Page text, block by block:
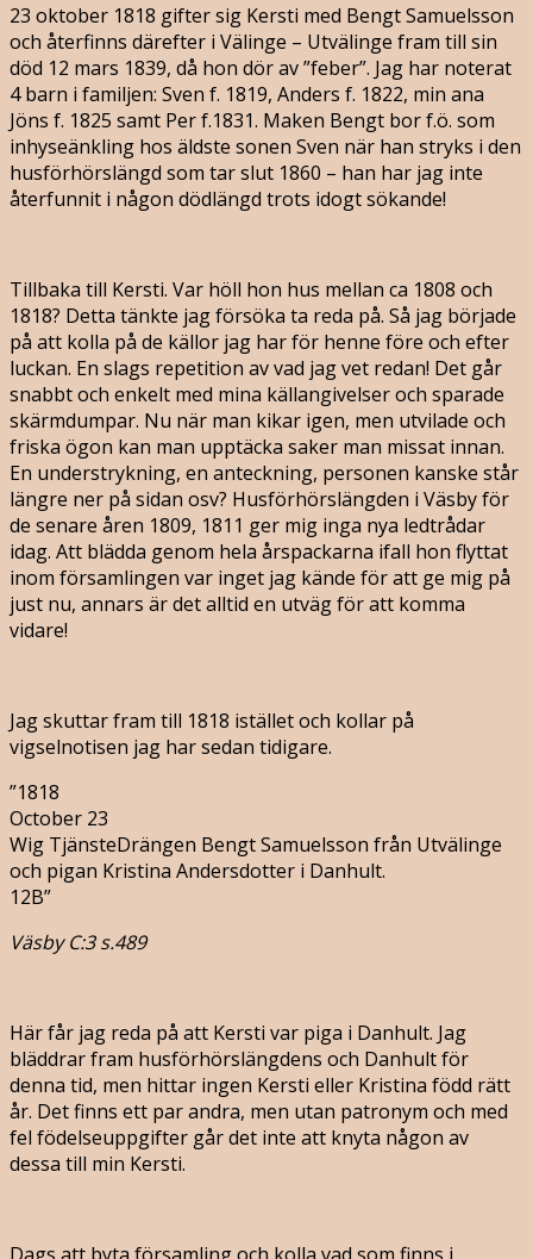
23 oktober 1818 gifter sig Kersti med Bengt Samuelsson
och återfinns därefter i Välinge – Utvälinge fram till sin
död 12 mars 1839, då hon dör av ”feber”. Jag har noterat
4 barn i familjen: Sven f. 1819, Anders f. 1822, min ana
Jöns f. 1825 samt Per f.1831. Maken Bengt bor f.ö. som
inhyseänkling hos äldste sonen Sven när han stryks i den
husförhörslängd som tar slut 1860 – han har jag inte
återfunnit i någon dödlängd trots idogt sökande!
Tillbaka till Kersti. Var höll hon hus mellan ca 1808 och
1818? Detta tänkte jag försöka ta reda på. Så jag började
på att kolla på de källor jag har för henne före och efter
luckan. En slags repetition av vad jag vet redan! Det går
snabbt och enkelt med mina källangivelser och sparade
skärmdumpar. Nu när man kikar igen, men utvilade och
friska ögon kan man upptäcka saker man missat innan.
En understrykning, en anteckning, personen kanske står
längre ner på sidan osv? Husförhörslängden i Väsby för
de senare åren 1809, 1811 ger mig inga nya ledtrådar
idag. Att blädda genom hela årspackarna ifall hon flyttat
inom församlingen var inget jag kände för att ge mig på
just nu, annars är det alltid en utväg för att komma
vidare!
Jag skuttar fram till 1818 istället och kollar på
vigselnotisen jag har sedan tidigare.
”1818
October 23
Wig TjänsteDrängen Bengt Samuelsson från Utvälinge
och pigan Kristina Andersdotter i Danhult.
12B”
Väsby C:3 s.489
Här får jag reda på att Kersti var piga i Danhult. Jag
bläddrar fram husförhörslängdens och Danhult för
denna tid, men hittar ingen Kersti eller Kristina född rätt
år. Det finns ett par andra, men utan patronym och med
fel födelseuppgifter går det inte att knyta någon av
dessa till min Kersti.